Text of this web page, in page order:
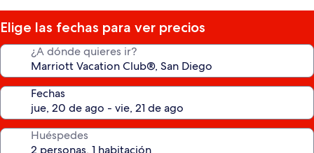
estrellas
Elige las fechas para ver precios
¿A dónde quieres ir?
Fechas
Huéspedes